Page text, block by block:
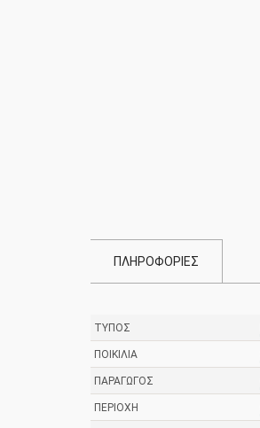
ΠΛΗΡΟΦΟΡΙΕΣ
ΤΎΠΟΣ
ΠΟΙΚΙΛΊΑ
ΠΑΡΑΓΩΓΌΣ
ΠΕΡΙΟΧΉ